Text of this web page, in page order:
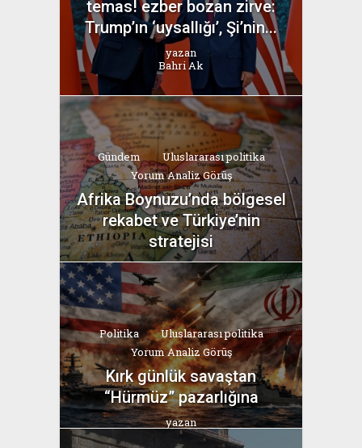
temas! ezber bozan zirve:
Trump’ın ‘uysallığı’, Şi’nin...
yazan
Bahri Ak
Gündem
Uluslararası politika
Yorum Analiz Görüş
Afrika Boynuzu’nda bölgesel
rekabet ve Türkiye’nin
stratejisi
yazan
Bahri Ak
Politika
Uluslararası politika
Yorum Analiz Görüş
Kırk günlük savaştan
“Hürmüz” pazarlığına
yazan
Bahri Ak